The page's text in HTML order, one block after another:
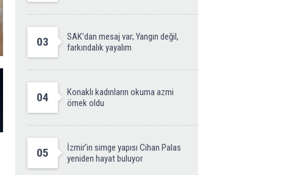
03
SAK’dan mesaj var; Yangın değil,
farkındalık yayalım
04
Konaklı kadınların okuma azmi
örnek oldu
05
İzmir’in simge yapısı Cihan Palas
yeniden hayat buluyor